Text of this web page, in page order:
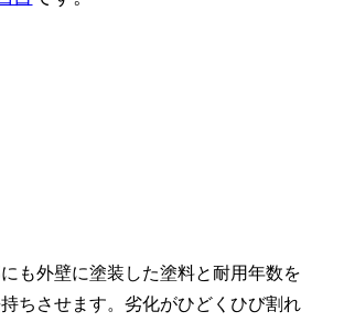
も外壁に塗装した塗料と耐用年数を
ちさせます。劣化がひどくひび割れ